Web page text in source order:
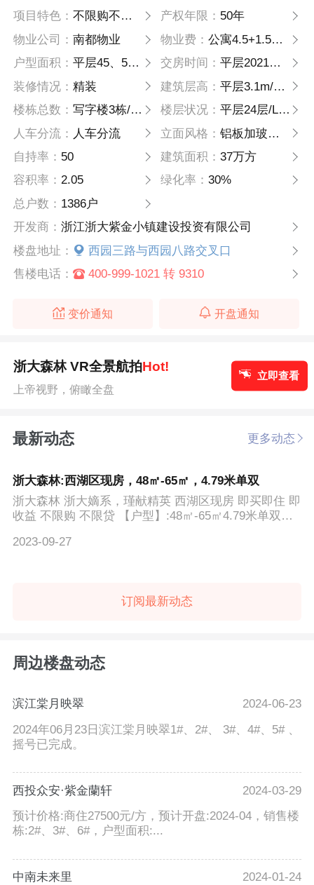
项目特色：不限购不限贷 产权年限： 50年
物业公司：南都物业 物业费： 公寓4.5+1.5写字楼5.5+1.5
户型面积：平层45、56、60、75、95/LOFT48/65 交房时间： 平层2021年5月底/LOFT 2021
装修情况：精装 建筑层高： 平层3.1m/LOFT4.79m
楼栋总数：写字楼3栋/独栋写字楼14栋/公寓3栋（D1平层、D2和D3LOFT） 楼层状况： 平层24层/LOFT 16层
人车分流： 人车分流 立面风格： 铝板加玻璃幕墙
自持率： 50 建筑面积： 37万方
容积率：2.05 绿化率： 30%
总户数： 1386户
开发商：浙江浙大紫金小镇建设投资有限公司
楼盘地址：
西园三路与西园八路交叉口
售楼电话：
400-999-1021 转 9310
变价通知 开盘通知
浙大森林 VR全景航拍Hot!
上帝视野，俯瞰全盘
立即查看
最新动态 更多动态
浙大森林:西湖区现房，48㎡-65㎡，4.79米单双
浙大森林 浙大嫡系，瑾献精英 西湖区现房 即买即住 即
收益 不限购 不限贷 【户型】:48㎡-65㎡4.79米单双钥
2023-09-27
订阅最新动态
周边楼盘动态
滨江棠月映翠
2024-06-23
2024年06月23日滨江棠月映翠1#、2#、 3#、4#、5# 、
摇号已完成。
西投众安·紫金蘭轩
2024-03-29
预计价格:商住27500元/方，预计开盘:2024-04，销售楼
栋:2#、3#、6#，户型面积:...
中南未来里
2024-01-24